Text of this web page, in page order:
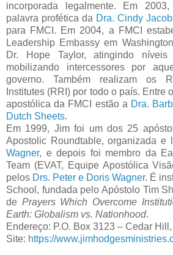
incorporada legalmente. Em
palavra profética da Dra. Cindy
para FMCI. Em 2004, a FMCI
Leadership Embassy em
Dr. Hope Taylor, atingindo
mobilizando intercessores por
governo. Também realizam os
Institutes (RRI) por todo o país. Entre
apostólica da FMCI estão a Dra.
Dutch Sheets.
Em 1999, Jim foi um dos 25
Apostolic Roundtable, organizada e
Wagner, e depois foi membro da
Team (EVAT, Equipe Apostólica
pelos Drs. Peter e Doris Wagner. É
School, fundada pelo Apóstolo Tim
de Prayers Which Overcome
Earth: Globalism vs. Nationhood.
Endereço: P.O. Box 3123 – Cedar
Site: https://